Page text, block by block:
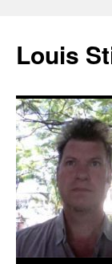
inhoud
Louis